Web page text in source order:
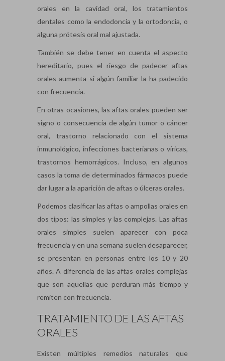
orales en la cavidad oral, los tratamientos
dentales como la endodoncia y la ortodoncia, o
alguna prótesis oral mal ajustada.
También se debe tener en cuenta el aspecto
hereditario, pues el riesgo de padecer aftas
orales aumenta si algún familiar la ha padecido
con frecuencia.
En otras ocasiones, las aftas orales pueden ser
signo o consecuencia de algún tumor o cáncer
oral, trastorno relacionado con el sistema
inmunológico, infecciones bacterianas o víricas,
trastornos hemorrágicos. Incluso, en algunos
casos la toma de determinados fármacos puede
dar lugar a la aparición de aftas o úlceras orales.
Podemos clasificar las aftas o ampollas orales en
dos tipos: las simples y las complejas. Las aftas
orales simples suelen aparecer con poca
frecuencia y en una semana suelen desaparecer,
se presentan en personas entre los 10 y 20
años. A diferencia de las aftas orales complejas
que son aquellas que perduran más tiempo y
remiten con frecuencia.
TRATAMIENTO DE LAS AFTAS
ORALES
Existen múltiples remedios naturales que